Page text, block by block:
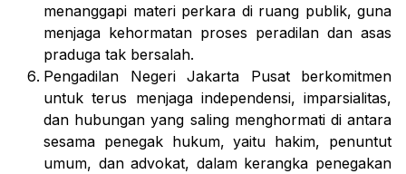
menanggapi materi perkara di ruang publik, guna
menjaga kehormatan proses peradilan dan asas
praduga tak bersalah.
Pengadilan Negeri Jakarta Pusat berkomitmen
untuk terus menjaga independensi, imparsialitas,
dan hubungan yang saling menghormati di antara
sesama penegak hukum, yaitu hakim, penuntut
umum, dan advokat, dalam kerangka penegakan